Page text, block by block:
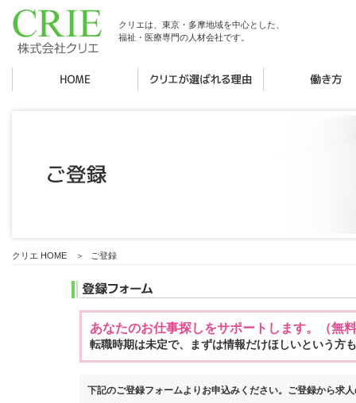
クリエは、東京・多摩地域を中心とした、
福祉・医療専門の人材会社です。
クリエ HOME ＞ ご登録
あなたのお仕事探しをサポートします。（無
転職時期は未定で、まずは情報だけほしいという方
下記のご登録フォームよりお申込みください。ご登録から求